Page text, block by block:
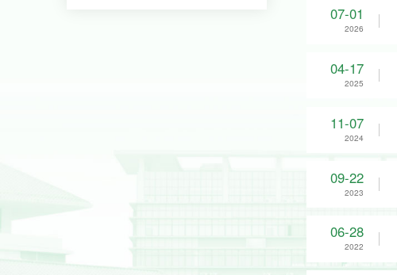
07-01
2026
04-17
2025
11-07
2024
09-22
2023
06-28
2022